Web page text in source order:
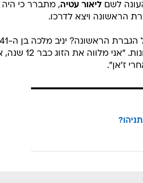
לשם ליאור עטיה, מתברר כי היה
הראשונה ויצא לדרכו.
מעצב השיער הפרטי של הזוג נתניהו ב-12 השנים
ז'אן".